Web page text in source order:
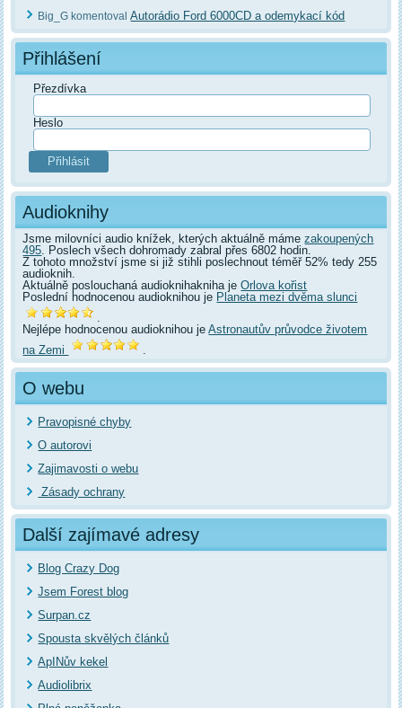
Big_G komentovalAutorádio Ford 6000CD a odemykací kód
Přihlášení
Přezdívka
Heslo
Audioknihy
Jsme milovníci audio knížek, kterých aktuálně mámezakoupených
495. Poslech všech dohromady zabral přes 6802 hodin.
Z tohoto množství jsme si již stihli poslechnout téměř 52% tedy 255
audioknih.
Aktuálně poslouchaná audioknihakniha jeOrlova kořist
Poslední hodnocenou audioknihou je Planeta mezi dvěma slunci
.
Nejlépe hodnocenou audioknihou jeAstronautův průvodce životem
na Zemi
.
O webu
Pravopisné chyby
O autorovi
Zajimavosti o webu
Zásady ochrany
Další zajímavé adresy
Blog Crazy Dog
Jsem Forest blog
Surpan.cz
Spousta skvělých článků
ApINův kekel
Audiolibrix